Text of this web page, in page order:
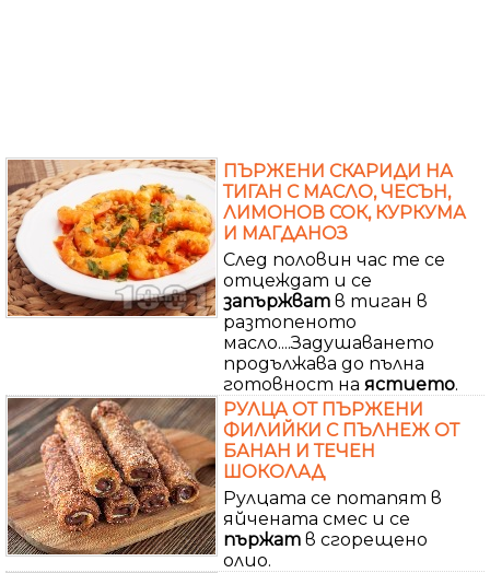
ПЪРЖЕНИ СКАРИДИ НА
ТИГАН С МАСЛО, ЧЕСЪН,
ЛИМОНОВ СОК, КУРКУМА
И МАГДАНОЗ
След половин час те се
отцеждат и се
запържват в тиган в
разтопеното
масло....Задушаването
продължава до пълна
готовност на ястието.
РУЛЦА ОТ ПЪРЖЕНИ
ФИЛИЙКИ С ПЪЛНЕЖ ОТ
БАНАН И ТЕЧЕН
ШОКОЛАД
Рулцата се потапят в
яйчената смес и се
пържат в сгорещено
олио.